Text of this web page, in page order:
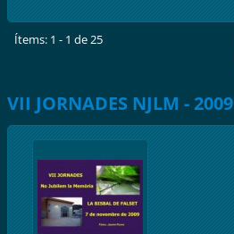
Ítems: 1 - 1 de 25
VII JORNADES NJLM - 2009